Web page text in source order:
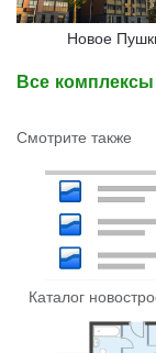
Новое
Все комплексы
Смотрите также
Каталог